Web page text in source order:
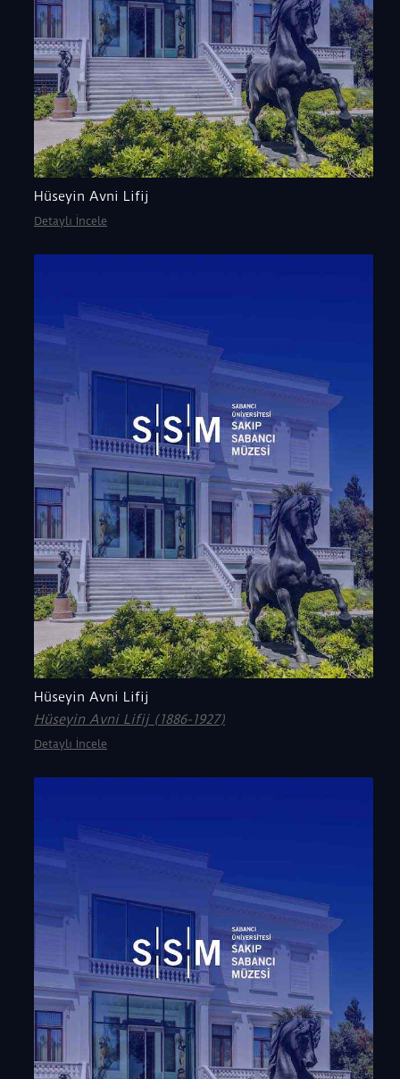
Hüseyin Avni Lifij
Detaylı İncele
Hüseyin Avni Lifij
Hüseyin Avni Lifij (1886-1927)
Detaylı İncele